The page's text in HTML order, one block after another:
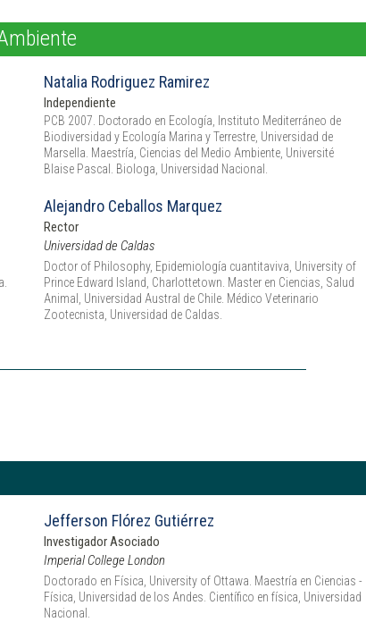
Natalia Rodriguez Ramirez
Independiente
PCB 2007. Doctorado en Ecología, Instituto Mediterráneo de
Biodiversidad y Ecología Marina y Terrestre, Universidad de
Marsella. Maestría, Ciencias del Medio Ambiente, Université
Blaise Pascal. Biologa, Universidad Nacional.
Alejandro Ceballos Marquez
Rector
Universidad de Caldas
Doctor of Philosophy, Epidemiología cuantitaviva, University of
Prince Edward Island, Charlottetown. Master en Ciencias, Salud
Animal, Universidad Austral de Chile. Médico Veterinario
Zootecnista, Universidad de Caldas.
Jefferson Flórez Gutiérrez
Investigador Asociado
Imperial College London
Doctorado en Física, University of Ottawa. Maestría en Ciencias -
Física, Universidad de los Andes. Científico en física, Universidad
Nacional.